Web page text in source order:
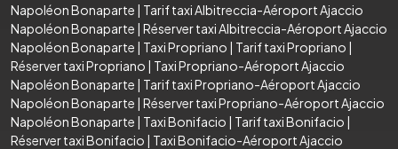
Napoléon Bonaparte | Tarif taxi Albitreccia-Aéroport Ajaccio
Napoléon Bonaparte | Réserver taxi Albitreccia-Aéroport Ajaccio
Napoléon Bonaparte | Taxi Propriano | Tarif taxi Propriano |
Réserver taxi Propriano | Taxi Propriano-Aéroport Ajaccio
Napoléon Bonaparte | Tarif taxi Propriano-Aéroport Ajaccio
Napoléon Bonaparte | Réserver taxi Propriano-Aéroport Ajaccio
Napoléon Bonaparte | Taxi Bonifacio | Tarif taxi Bonifacio |
Réserver taxi Bonifacio | Taxi Bonifacio-Aéroport Ajaccio